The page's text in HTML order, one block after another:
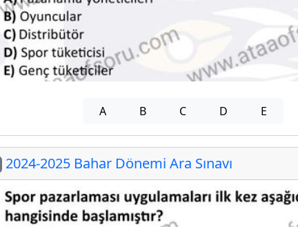
A B C D E
2024-2025 Bahar Dönemi Ara Sınavı